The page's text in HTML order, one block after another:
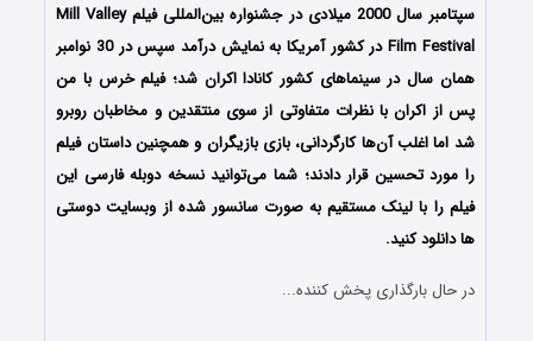
سپتامبر سال 2000 میلادی در جشنواره بین‌المللی فیلم Mill Valley
Film Festival در کشور آمریکا به نمایش درآمد سپس در 30 نوامبر
همان سال در سینماهای کشور کانادا اکران شد؛ فیلم خرس با من
پس از اکران با نظرات متفاوتی از سوی منتقدین و مخاطبان روبرو
شد اما اغلب آن‌ها کارگردانی، بازی بازیگران و همچنین داستان فیلم
را مورد تحسین قرار دادند؛ شما می‌توانید نسخه دوبله فارسی این
فیلم را با لینک مستقیم به صورت سانسور شده از وبسایت دوستی
ها دانلود کنید.
در حال بارگذاری پخش کننده...